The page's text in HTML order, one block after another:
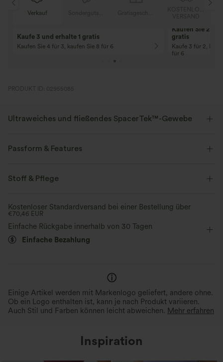
Verkauf
Kaufe 3 und erhalte 1 gratis
Kaufen Sie 4 für 3, kaufen Sie 8 für 6
Kaufen Sie 2
gratis
Kaufe 3 für 2,
für 6
PRODUKT ID: 02955085
Ultraweiches und fließendes SpacerTek™-Gewebe
höchsten Tragekomfort entwickelt und lässt Sie sich wie im siebten
Himmel fühlen.
Vier-Wege-Stretch
Passform & Features
baggy
Stoff & Pflege
Kostenloser Standardversand bei einer Bestellung über
€70,46 EUR
Einfache Rückgabe innerhalb von 30 Tagen
Einfache Bezahlung
Einige Artikel werden mit Markenlogo geliefert, andere ohne.
Ob ein Logo enthalten ist, kann je nach Produkt variieren.
Auch Stil und Farben können leicht abweichen. Mehr erfahren
Inspiration